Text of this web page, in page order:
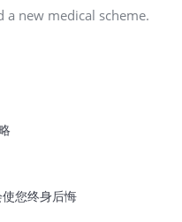
a new medical scheme.
您终身后悔